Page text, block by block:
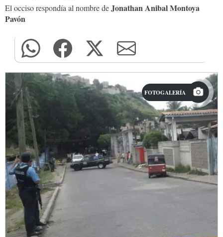
El occiso respondía al nombre deJonathan Anibal Montoya
Pavón
FOTOGALERÍA